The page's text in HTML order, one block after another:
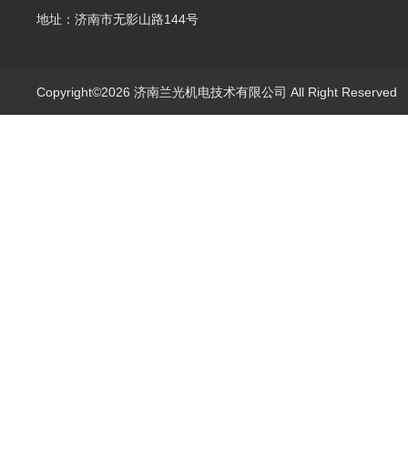
地址：济南市无影山路144号
Copyright©2026 济南兰光机电技术有限公司 All Right